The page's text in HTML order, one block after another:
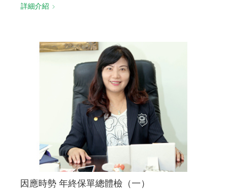
詳細介紹
因應時勢 年終保單總體檢（一）